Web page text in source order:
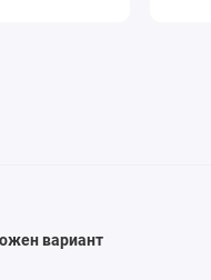
вариант